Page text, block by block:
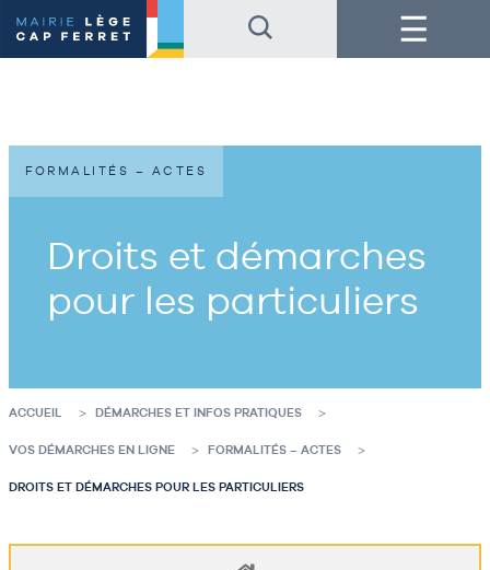
au
contenu
de
au
pied
de
Menu
Droits et démarches
pour les particuliers
FORMALITÉS – ACTES
ACCUEIL DÉMARCHES ET INFOS PRATIQUES
VOS DÉMARCHES EN LIGNE FORMALITÉS – ACTES
DROITS ET DÉMARCHES POUR LES PARTICULIERS